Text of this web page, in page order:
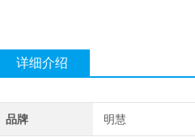
详细介绍
品牌 明慧